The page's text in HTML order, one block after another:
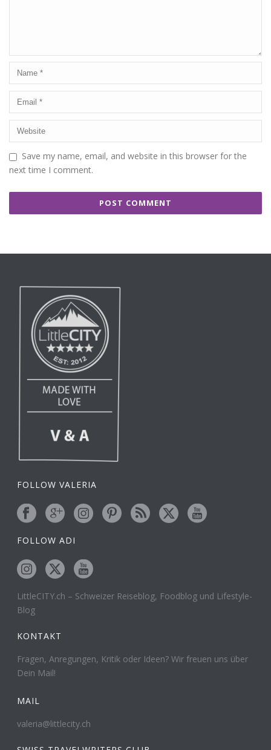
Save my name, email, and website in this browser for the
next time I comment.
FOLLOW VALERIA
FOLLOW ADI
LittleCITY.ch – Schweizer Reiseblog, Foodblog und Lifestyle-
Blog
KONTAKT
Fragen, Anregungen, Kritik oder Ideen? Wir freuen uns über
Dein Mail!
MAIL
valeria@littlecity.ch